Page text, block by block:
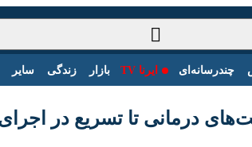
استان‌ها عکس چندرسانه‌ای ایرنا TV بازار
درمانی تا تسریع در اجرای